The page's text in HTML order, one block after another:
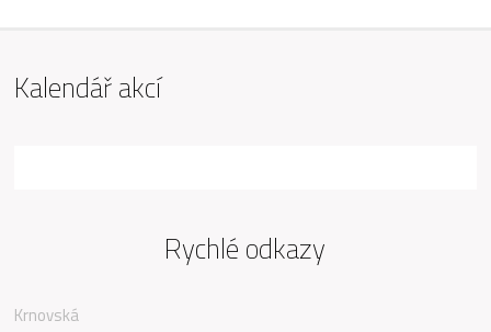
Krnovská
Kalendář akcí
Rychlé odkazy